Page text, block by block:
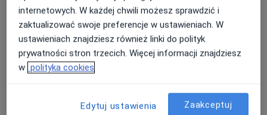
Umów
Konsultacja neurologiczna
300 zł
SzczegółyKonsultacja neurologiczna
Popularna
internetowych. W każdej chwili możesz sprawdzić i
zaktualizować swoje preferencje w ustawieniach. W
ustawieniach znajdziesz również linki do polityk
prywatności stron trzecich. Więcej informacji znajdziesz
w polityka cookies
Edytuj ustawienia Zaakceptuj